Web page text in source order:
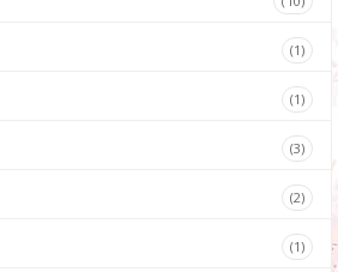
(1)
(1)
(3)
(2)
(1)